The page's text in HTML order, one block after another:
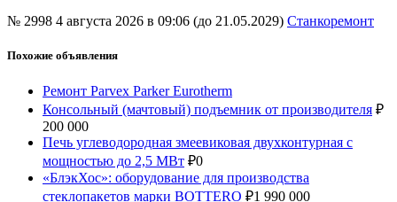
№ 2998 4 августа 2026 в 09:06 (до 21.05.2029) Станкоремонт
Похожие объявления
Ремонт Parvex Parker Eurotherm
Консольный (мачтовый) подъемник от производителя ₽
200 000
Печь углеводородная змеевиковая двухконтурная с
мощностью до 2,5 МВт ₽0
«БлэкХос»: оборудование для производства
стеклопакетов марки BOTTERO ₽1 990 000